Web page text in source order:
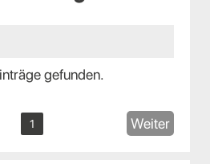
gefunden.
1 Weiter